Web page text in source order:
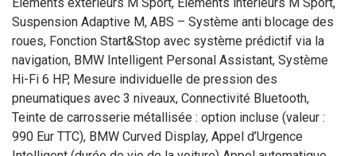
Suspension Adaptive M, ABS – Système anti blocage des
roues, Fonction Start&Stop avec système prédictif via la
navigation, BMW Intelligent Personal Assistant, Système
Hi-Fi 6 HP, Mesure individuelle de pression des
pneumatiques avec 3 niveaux, Connectivité Bluetooth,
Teinte de carrosserie métallisée : option incluse (valeur :
990 Eur TTC), BMW Curved Display, Appel d’Urgence